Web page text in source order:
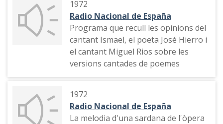
1972
Radio Nacional de España
Programa que recull les opinions del
cantant Ismael, el poeta José Hierro i
el cantant Miguel Rios sobre les
versions cantades de poemes
1972
Radio Nacional de España
La melodia d'una sardana de l'òpera